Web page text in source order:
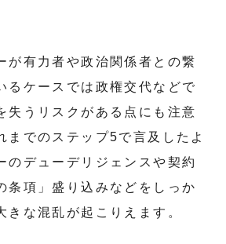
が有力者や政治関係者との繋
るケースでは政権交代などで
失うリスクがある点にも注意
までのステップ5で言及したよ
のデューデリジェンスや契約
条項」盛り込みなどをしっか
きな混乱が起こりえます。